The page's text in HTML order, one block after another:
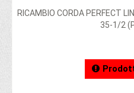
RICAMBIO CORDA PERFECT
35-1/2